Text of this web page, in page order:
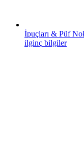
İpuçları & Püf
ilginç bilgiler